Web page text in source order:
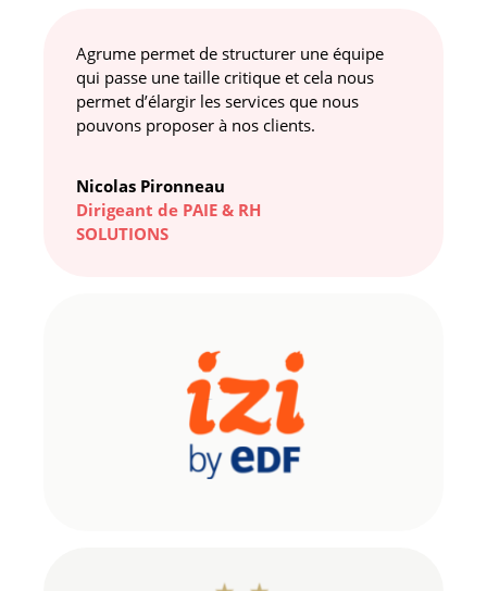
Agrume permet de structurer une équipe
qui passe une taille critique et cela nous
permet d’élargir les services que nous
pouvons proposer à nos clients.
Nicolas Pironneau
Dirigeant de PAIE & RH
SOLUTIONS